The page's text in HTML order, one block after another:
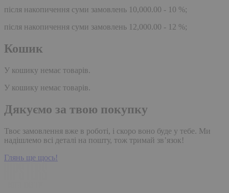
після накопичення суми замовлень 10,000.00 - 10 %;
після накопичення суми замовлень 12,000.00 - 12 %;
Кошик
У кошику немає товарів.
У кошику немає товарів.
Дякуємо за твою покупку
Твоє замовлення вже в роботі, і скоро воно буде у тебе. Ми
надішлемо всі деталі на пошту, тож тримай зв’язок!
Глянь ще щось!